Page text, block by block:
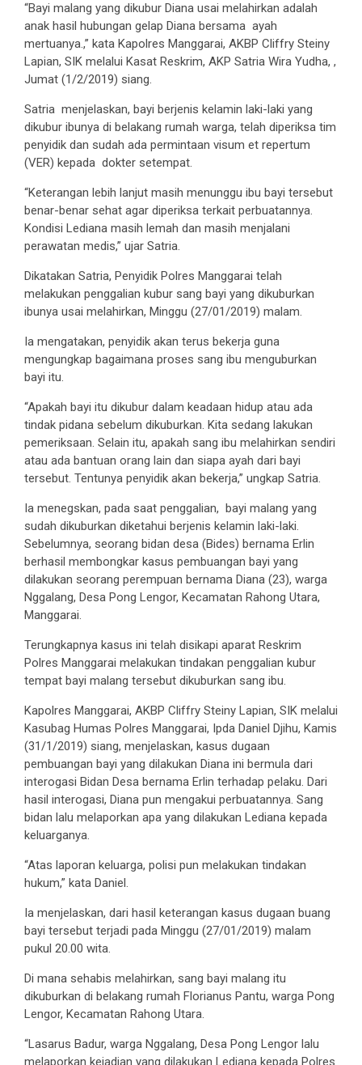
“Bayi malang yang dikubur Diana usai melahirkan adalah
anak hasil hubungan gelap Diana bersama ayah
mertuanya.,” kata Kapolres Manggarai, AKBP Cliffry Steiny
Lapian, SIK melalui Kasat Reskrim, AKP Satria Wira Yudha, ,
Jumat (1/2/2019) siang.
Satria menjelaskan, bayi berjenis kelamin laki-laki yang
dikubur ibunya di belakang rumah warga, telah diperiksa tim
penyidik dan sudah ada permintaan visum et repertum
(VER) kepada dokter setempat.
“Keterangan lebih lanjut masih menunggu ibu bayi tersebut
benar-benar sehat agar diperiksa terkait perbuatannya.
Kondisi Lediana masih lemah dan masih menjalani
perawatan medis,” ujar Satria.
Dikatakan Satria, Penyidik Polres Manggarai telah
melakukan penggalian kubur sang bayi yang dikuburkan
ibunya usai melahirkan, Minggu (27/01/2019) malam.
Ia mengatakan, penyidik akan terus bekerja guna
mengungkap bagaimana proses sang ibu menguburkan
bayi itu.
“Apakah bayi itu dikubur dalam keadaan hidup atau ada
tindak pidana sebelum dikuburkan. Kita sedang lakukan
pemeriksaan. Selain itu, apakah sang ibu melahirkan sendiri
atau ada bantuan orang lain dan siapa ayah dari bayi
tersebut. Tentunya penyidik akan bekerja,” ungkap Satria.
Ia menegskan, pada saat penggalian, bayi malang yang
sudah dikuburkan diketahui berjenis kelamin laki-laki.
Sebelumnya, seorang bidan desa (Bides) bernama Erlin
berhasil membongkar kasus pembuangan bayi yang
dilakukan seorang perempuan bernama Diana (23), warga
Nggalang, Desa Pong Lengor, Kecamatan Rahong Utara,
Manggarai.
Terungkapnya kasus ini telah disikapi aparat Reskrim
Polres Manggarai melakukan tindakan penggalian kubur
tempat bayi malang tersebut dikuburkan sang ibu.
Kapolres Manggarai, AKBP Cliffry Steiny Lapian, SIK melalui
Kasubag Humas Polres Manggarai, Ipda Daniel Djihu, Kamis
(31/1/2019) siang, menjelaskan, kasus dugaan
pembuangan bayi yang dilakukan Diana ini bermula dari
interogasi Bidan Desa bernama Erlin terhadap pelaku. Dari
hasil interogasi, Diana pun mengakui perbuatannya. Sang
bidan lalu melaporkan apa yang dilakukan Lediana kepada
keluarganya.
“Atas laporan keluarga, polisi pun melakukan tindakan
hukum,” kata Daniel.
Ia menjelaskan, dari hasil keterangan kasus dugaan buang
bayi tersebut terjadi pada Minggu (27/01/2019) malam
pukul 20.00 wita.
Di mana sehabis melahirkan, sang bayi malang itu
dikuburkan di belakang rumah Florianus Pantu, warga Pong
Lengor, Kecamatan Rahong Utara.
“Lasarus Badur, warga Nggalang, Desa Pong Lengor lalu
melaporkan kejadian yang dilakukan Lediana kepada Polres